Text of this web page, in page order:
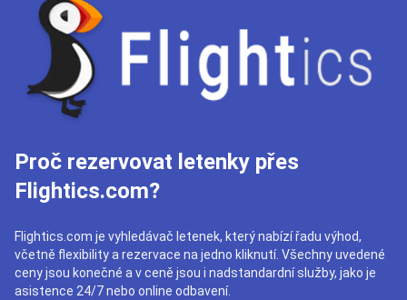
Proč rezervovat letenky přes
Flightics.com?
Flightics.com je vyhledávač letenek, který nabízí řadu výhod,
včetně flexibility a rezervace na jedno kliknutí. Všechny uvedené
ceny jsou konečné a v ceně jsou i nadstandardní služby, jako je
asistence 24/7 nebo online odbavení.